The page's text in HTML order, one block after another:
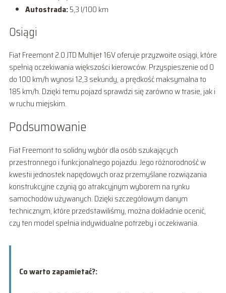
Autostrada:5,3 l/100 km
Osiągi
Fiat Freemont 2.0 JTD Multijet 16V oferuje przyzwoite osiągi, które
spełnią oczekiwania większości kierowców. Przyspieszenie od 0
do 100 km/h wynosi 12,3 sekundy, a prędkość maksymalna to
185 km/h. Dzięki temu pojazd sprawdzi się zarówno w trasie, jak i
w ruchu miejskim.
Podsumowanie
Fiat Freemont to solidny wybór dla osób szukających
przestronnego i funkcjonalnego pojazdu. Jego różnorodność w
kwestii jednostek napędowych oraz przemyślane rozwiązania
konstrukcyjne czynią go atrakcyjnym wyborem na rynku
samochodów używanych. Dzięki szczegółowym danym
technicznym, które przedstawiliśmy, można dokładnie ocenić,
czy ten model spełnia indywidualne potrzeby i oczekiwania.
Co warto zapamietać?: